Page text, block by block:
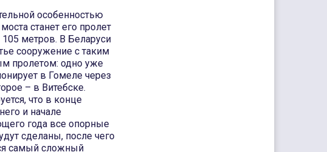
особенностью
станет его пролет
метров. В Беларуси
сооружение с таким
пролетом: одно уже
в Гомеле через
– в Витебске.
что в конце
и начале
года все опорные
сделаны, после чего
самый сложный